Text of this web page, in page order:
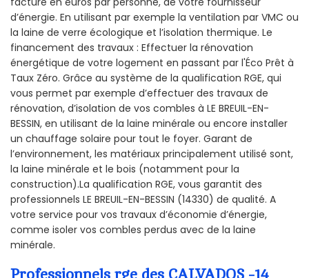
d’énergie. En utilisant par exemple la ventilation par VMC ou
la laine de verre écologique et l’isolation thermique. Le
financement des travaux : Effectuer la rénovation
énergétique de votre logement en passant par l'Éco Prêt à
Taux Zéro. Grâce au système de la qualification RGE, qui
vous permet par exemple d’effectuer des travaux de
rénovation, d’isolation de vos combles à LE BREUIL-EN-
BESSIN, en utilisant de la laine minérale ou encore installer
un chauffage solaire pour tout le foyer. Garant de
l’environnement, les matériaux principalement utilisé sont,
la laine minérale et le bois (notamment pour la
construction).La qualification RGE, vous garantit des
professionnels LE BREUIL-EN-BESSIN (14330) de qualité. A
votre service pour vos travaux d’économie d’énergie,
comme isoler vos combles perdus avec de la laine
minérale.